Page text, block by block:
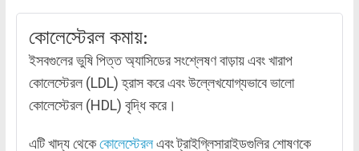
কোলেস্টেরল কমায়:
ইসবগুলের ভুষি পিত্ত অ্যাসিডের সংশ্লেষণ বাড়ায় এবং খারাপ
কোলেস্টেরল (LDL) হ্রাস করে এবং উল্লেখযোগ্যভাবে ভালো
কোলেস্টেরল (HDL) বৃদ্ধি করে।
এটি খাদ্য থেকেকোলেস্টেরলএবং ট্রাইগ্লিসারাইডগুলির শোষণকে